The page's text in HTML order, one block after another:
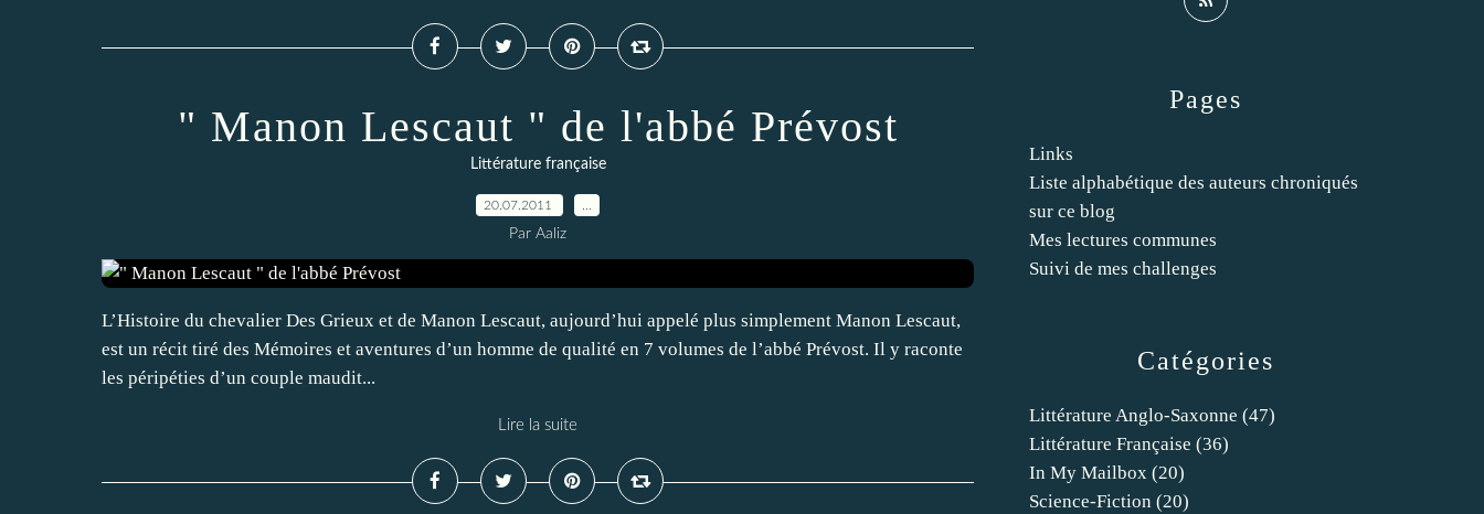
" Manon Lescaut " de l'abbé Prévost
Littérature française
20.07.2011
Par Aaliz
L’Histoire du chevalier Des Grieux et de Manon Lescaut, aujourd’hui appelé plus simplement Manon Lescaut,
est un récit tiré des Mémoires et aventures d’un homme de qualité en 7 volumes de l’abbé Prévost. Il y raconte
les péripéties d’un couple maudit...
Lire la suite
Catégories
Littérature Anglo-Saxonne (47)
Littérature Française (36)
In My Mailbox (20)
Science-Fiction (20)
Pages
Links
Liste alphabétique des auteurs chroniqués
sur ce blog
Mes lectures communes
Suivi de mes challenges